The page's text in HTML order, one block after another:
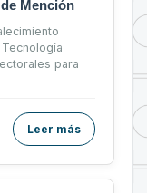
Mención
para
Leer más